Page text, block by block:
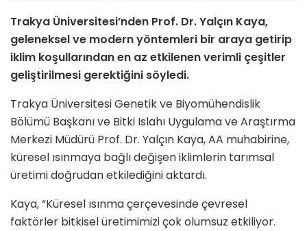
Trakya Üniversitesi’nden Prof. Dr. Yalçın Kaya,
geleneksel ve modern yöntemleri bir araya getirip
iklim koşullarından en az etkilenen verimli çeşitler
geliştirilmesi gerektiğini söyledi.
Trakya Üniversitesi Genetik ve Biyomühendislik
Bölümü Başkanı ve Bitki Islahı Uygulama ve Araştırma
Merkezi Müdürü Prof. Dr. Yalçın Kaya, AA muhabirine,
küresel ısınmaya bağlı değişen iklimlerin tarımsal
üretimi doğrudan etkilediğini aktardı.
Kaya, “Küresel ısınma çerçevesinde çevresel
faktörler bitkisel üretimimizi çok olumsuz etkiliyor.